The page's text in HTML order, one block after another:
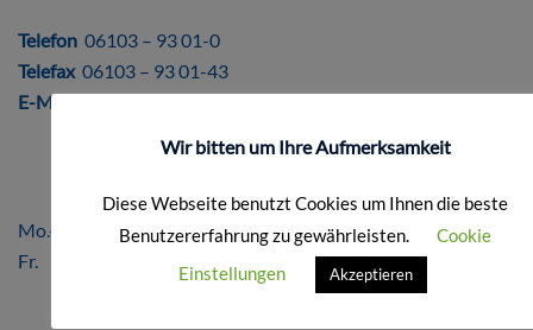
Telefon 06103 – 93 01-0
Telefax06103 – 93 01-43
E-Mailinfo@ir-repro.de
ÖFFNUNGSZEITEN
Mo.-Do. 8.00 – 17.00 Uhr
Fr. 8.00 – 16.00 Uhr
Wir bitten um Ihre Aufmerksamkeit
Diese Webseite benutzt Cookies um Ihnen die beste
Benutzererfahrung zu gewährleisten.
Cookie
Einstellungen
Akzeptieren